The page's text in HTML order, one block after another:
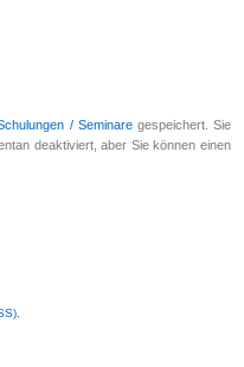
/ Seminaregespeichert. Sie
deaktiviert, aber Sie können einen